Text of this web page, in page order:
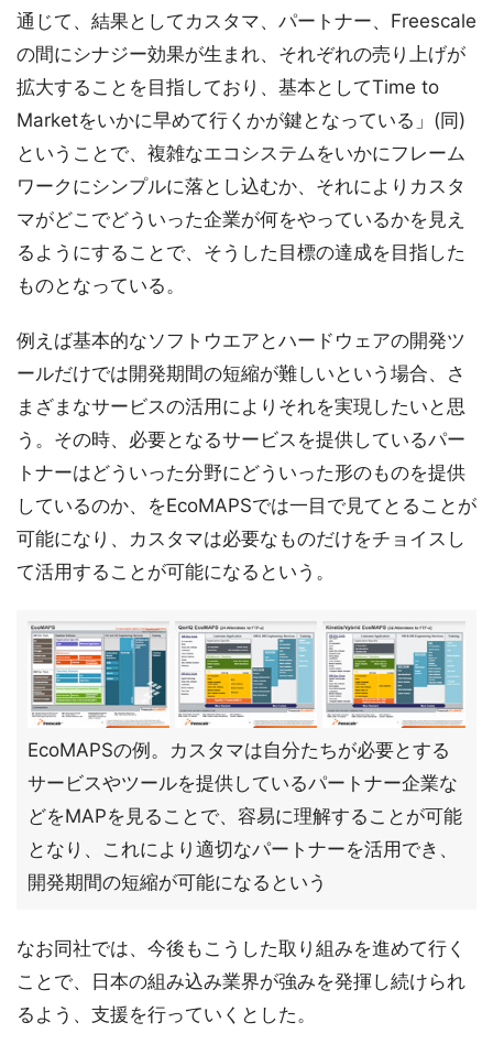
通じて、結果としてカスタマ、パートナー、Freescale
の間にシナジー効果が生まれ、それぞれの売り上げが
拡大することを目指しており、基本としてTime to
Marketをいかに早めて行くかが鍵となっている」(同)
ということで、複雑なエコシステムをいかにフレーム
ワークにシンプルに落とし込むか、それによりカスタ
マがどこでどういった企業が何をやっているかを見え
るようにすることで、そうした目標の達成を目指した
ものとなっている。
例えば基本的なソフトウエアとハードウェアの開発ツ
ールだけでは開発期間の短縮が難しいという場合、さ
まざまなサービスの活用によりそれを実現したいと思
う。その時、必要となるサービスを提供しているパー
トナーはどういった分野にどういった形のものを提供
しているのか、をEcoMAPSでは一目で見てとることが
可能になり、カスタマは必要なものだけをチョイスし
て活用することが可能になるという。
EcoMAPSの例。カスタマは自分たちが必要とする
サービスやツールを提供しているパートナー企業な
どをMAPを見ることで、容易に理解することが可能
となり、これにより適切なパートナーを活用でき、
開発期間の短縮が可能になるという
なお同社では、今後もこうした取り組みを進めて行く
ことで、日本の組み込み業界が強みを発揮し続けられ
るよう、支援を行っていくとした。